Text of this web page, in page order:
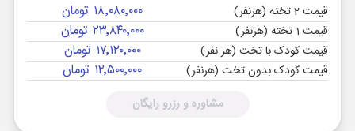
قیمت 2 تخته (هرنفر) ۱۸٬۰۸۰٬۰۰۰ تومان
قیمت 1 تخته (هرنفر) ۲۳٬۸۴۰٬۰۰۰ تومان
قیمت کودک با تخت (هر نفر) ۱۷٬۱۲۰٬۰۰۰ تومان
قیمت کودک بدون تخت (هرنفر) ۱۲٬۵۰۰٬۰۰۰ تومان
مشاوره و رزرو رایگان